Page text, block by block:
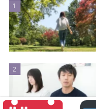
1
2